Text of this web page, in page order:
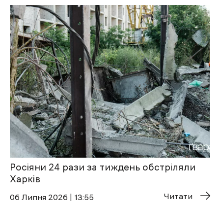
Росіяни 24 рази за тиждень обстріляли
Харків
06 Липня 2026 | 13:55 Читати